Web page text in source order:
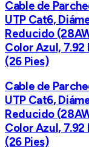
Cable de
UTP Cat6,
Reducido
Color Azul, 7.92
(26 Pies)
Cable de
UTP Cat6,
Reducido
Color Azul, 7.92
(26 Pies)